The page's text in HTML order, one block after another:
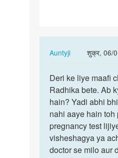
Auntyji
शुक्र, 06/
In
to
Anty
ji
namaste
Anty
ji
meri…
Deri
ke
liye
maafi
chahungi,
…
Deri ke liye maafi
Radhika bete. Ab
hain? Yadi abhi
nahi aaye hain
pregnancy test
visheshagya ya
doctor se milo aur